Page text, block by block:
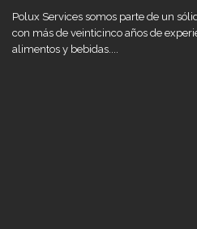
Polux Services somos parte de un
con más de veinticinco años de
alimentos y bebidas....